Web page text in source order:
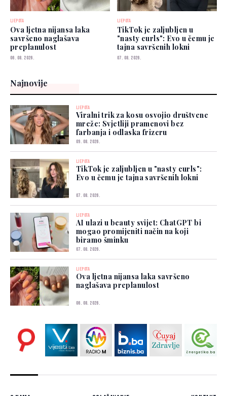
LJEPOTA
Ova ljetna nijansa laka
savršeno naglašava
preplanulost
06. 08. 2026.
LJEPOTA
TikTok je zaljubljen u
"nasty curls": Evo u čemu je
tajna savršenih lokni
07. 08. 2026.
Najnovije
LJEPOTA
Viralni trik za kosu osvojio društvene
mreže: Svjetliji pramenovi bez
farbanja i odlaska frizeru
09. 08. 2026.
LJEPOTA
TikTok je zaljubljen u "nasty curls":
Evo u čemu je tajna savršenih lokni
07. 08. 2026.
LJEPOTA
AI ulazi u beauty svijet: ChatGPT bi
mogao promijeniti način na koji
biramo šminku
07. 08. 2026.
LJEPOTA
Ova ljetna nijansa laka savršeno
naglašava preplanulost
06. 08. 2026.